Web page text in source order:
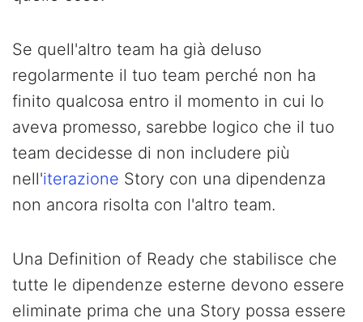
Se quell'altro team ha già deluso
regolarmente il tuo team perché non ha
finito qualcosa entro il momento in cui lo
aveva promesso, sarebbe logico che il tuo
team decidesse di non includere più
nell'iterazione Story con una dipendenza
non ancora risolta con l'altro team.
Una Definition of Ready che stabilisce che
tutte le dipendenze esterne devono essere
eliminate prima che una Story possa essere